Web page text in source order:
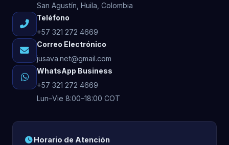
San Agustín, Huila, Colombia
Teléfono
+57 321 272 4669
Correo Electrónico
jusava.net@gmail.com
WhatsApp Business
+57 321 272 4669
Lun–Vie 8:00–18:00 COT
Horario de Atención